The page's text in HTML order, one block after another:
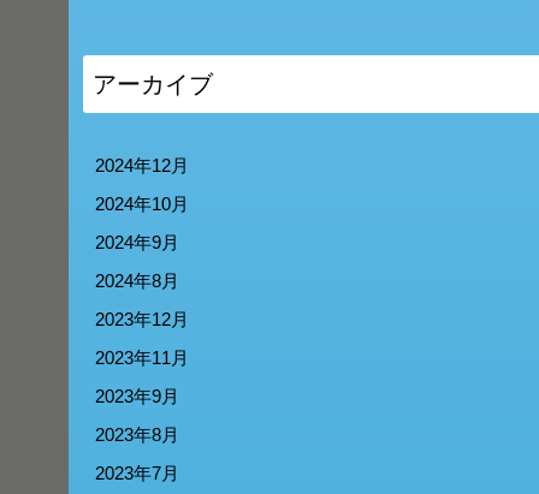
アーカイブ
2024年12月
2024年10月
2024年9月
2024年8月
2023年12月
2023年11月
2023年9月
2023年8月
2023年7月